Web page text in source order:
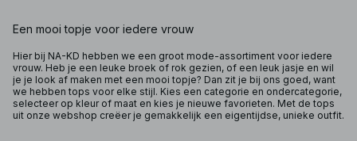
Een mooi topje voor iedere vrouw
Hier bij NA-KD hebben we een groot mode-assortiment voor iedere
vrouw. Heb je een leuke broek of rok gezien, of een leuk jasje en wil
je je look af maken met een mooi topje? Dan zit je bij ons goed, want
we hebben tops voor elke stijl. Kies een categorie en ondercategorie,
selecteer op kleur of maat en kies je nieuwe favorieten. Met de tops
uit onze webshop creëer je gemakkelijk een eigentijdse, unieke outfit.